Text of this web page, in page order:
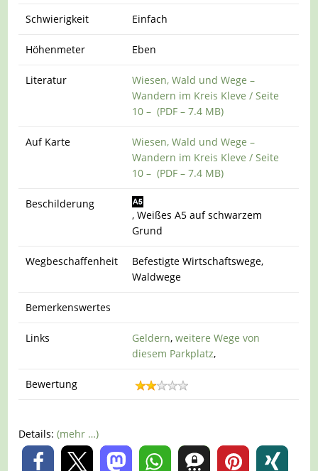
Schwierigkeit Einfach
Höhenmeter Eben
Literatur
Wiesen, Wald und Wege –
Wandern im Kreis Kleve / Seite
10 – (PDF – 7.4 MB)
Auf Karte
Wiesen, Wald und Wege –
Wandern im Kreis Kleve / Seite
10 – (PDF – 7.4 MB)
Beschilderung
, Weißes A5 auf schwarzem
Grund
Wegbeschaffenheit
Befestigte Wirtschaftswege,
Waldwege
Bemerkenswertes
Links Geldern,weitere Wege von
diesem Parkplatz,
Bewertung
Details:(mehr …)
0